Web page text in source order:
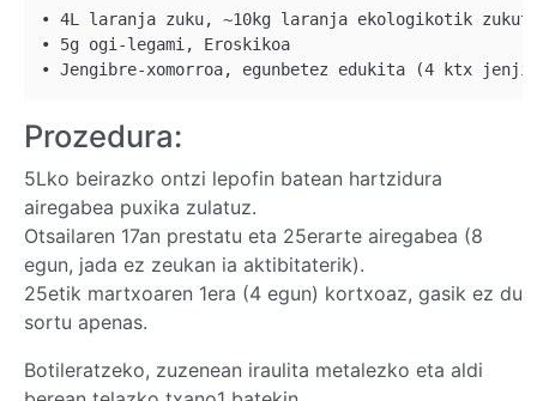
• 4L laranja zuku, ~10kg laranja ekologikotik
• 5g ogi-legami, Eroskikoa
Prozedura:
5Lko beirazko ontzi lepofin batean hartzidura
airegabea puxika zulatuz.
Otsailaren 17an prestatu eta 25erarte airegabea (8
egun, jada ez zeukan ia aktibitaterik).
25etik martxoaren 1era (4 egun) kortxoaz, gasik ez du
sortu apenas.
Botileratzeko, zuzenean iraulita metalezko eta aldi